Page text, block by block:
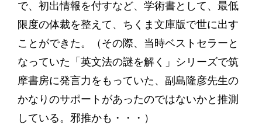
で、初出情報を付すなど、学術書として、最低
限度の体裁を整えて、ちくま文庫版で世に出す
ことができた。（その際、当時ベストセラーと
なっていた「英文法の謎を解く」シリーズで筑
摩書房に発言力をもっていた、副島隆彦先生の
かなりのサポートがあったのではないかと推測
している。邪推かも・・・）